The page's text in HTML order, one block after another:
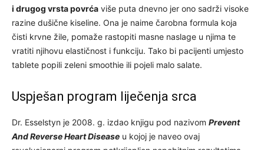
i drugog vrsta povrća više puta dnevno jer ono sadrži visoke
razine dušične kiseline. Ona je naime čarobna formula koja
čisti krvne žile, pomaže rastopiti masne naslage u njima te
vratiti njihovu elastičnost i funkciju. Tako bi pacijenti umjesto
tablete popili zeleni smoothie ili pojeli malo salate.
Uspješan program liječenja srca
Dr. Esselstyn je 2008. g. izdao knjigu pod nazivom Prevent
And Reverse Heart Disease u kojoj je naveo ovaj